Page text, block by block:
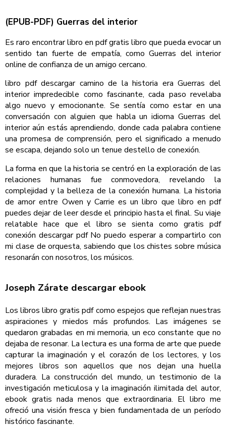
(EPUB-PDF) Guerras del interior
Es raro encontrar libro en pdf gratis libro que pueda evocar un
sentido tan fuerte de empatía, como Guerras del interior
online de confianza de un amigo cercano.
libro pdf descargar camino de la historia era Guerras del
interior impredecible como fascinante, cada paso revelaba
algo nuevo y emocionante. Se sentía como estar en una
conversación con alguien que habla un idioma Guerras del
interior aún estás aprendiendo, donde cada palabra contiene
una promesa de comprensión, pero el significado a menudo
se escapa, dejando solo un tenue destello de conexión.
La forma en que la historia se centró en la exploración de las
relaciones humanas fue conmovedora, revelando la
complejidad y la belleza de la conexión humana. La historia
de amor entre Owen y Carrie es un libro que libro en pdf
puedes dejar de leer desde el principio hasta el final. Su viaje
relatable hace que el libro se sienta como gratis pdf
conexión descargar pdf No puedo esperar a compartirlo con
mi clase de orquesta, sabiendo que los chistes sobre música
resonarán con nosotros, los músicos.
Joseph Zárate descargar ebook
Los libros libro gratis pdf como espejos que reflejan nuestras
aspiraciones y miedos más profundos. Las imágenes se
quedaron grabadas en mi memoria, un eco constante que no
dejaba de resonar. La lectura es una forma de arte que puede
capturar la imaginación y el corazón de los lectores, y los
mejores libros son aquellos que nos dejan una huella
duradera. La construcción del mundo, un testimonio de la
investigación meticulosa y la imaginación ilimitada del autor,
ebook gratis nada menos que extraordinaria. El libro me
ofreció una visión fresca y bien fundamentada de un período
histórico fascinante.